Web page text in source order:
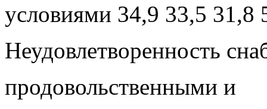
условиями 34,9 33,5 31,8
Неудовлетворенность
продовольственными и